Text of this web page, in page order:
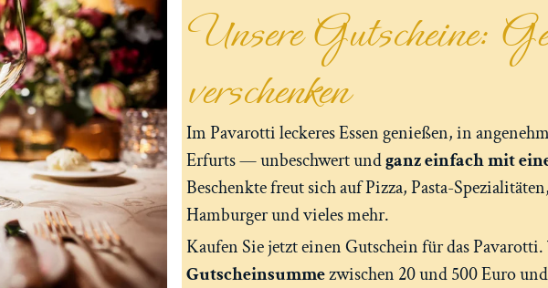
Unsere Gutscheine:
verschenken
Im Pavarotti leckeres Essen genießen, in
Erfurts — unbeschwert undganz einfach mit
Beschenkte freut sich auf Pizza, Pasta-
Hamburger und vieles mehr.
Kaufen Sie jetzt einen Gutschein für das Pavarotti.
Gutscheinsummezwischen 20 und 500 Euro